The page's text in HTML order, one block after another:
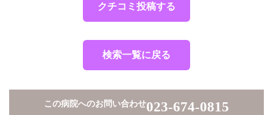
クチコミ投稿する
検索一覧に戻る
この病院へのお問い合わせ023-674-0815